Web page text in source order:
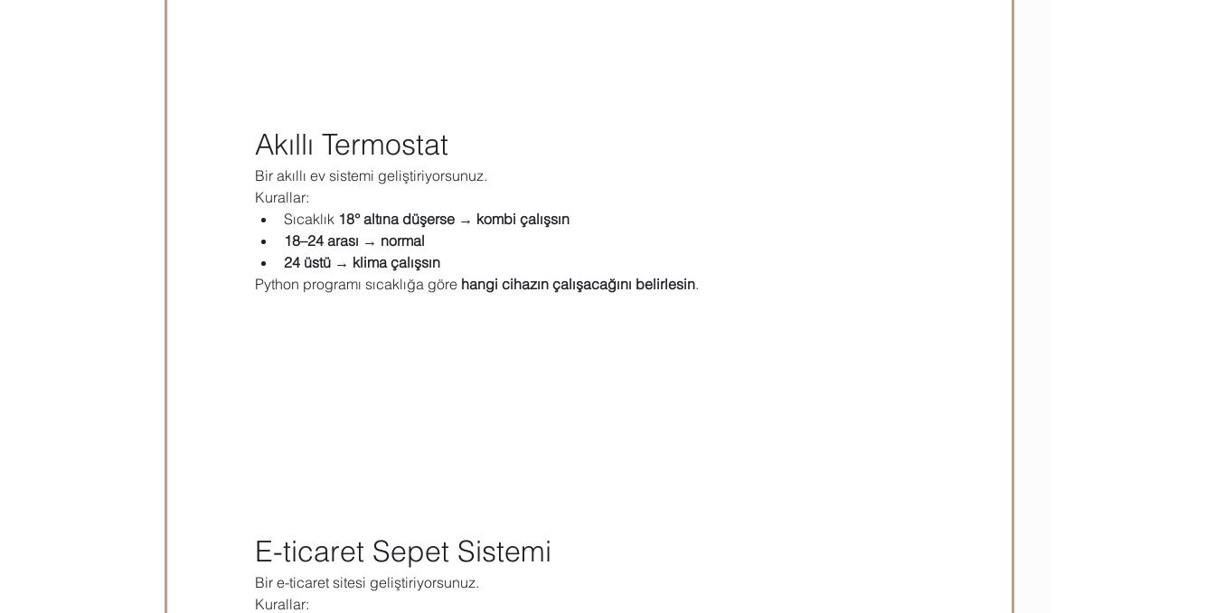
Akıllı Termostat
Bir akıllı ev sistemi geliştiriyorsunuz.
Kurallar:
Sıcaklık 18° altına düşerse → kombi çalışsın
18–24 arası → normal
24 üstü → klima çalışsın
Python programı sıcaklığa göre hangi cihazın çalışacağını belirlesin.
E-ticaret Sepet Sistemi
Bir e-ticaret sitesi geliştiriyorsunuz.
Kurallar: